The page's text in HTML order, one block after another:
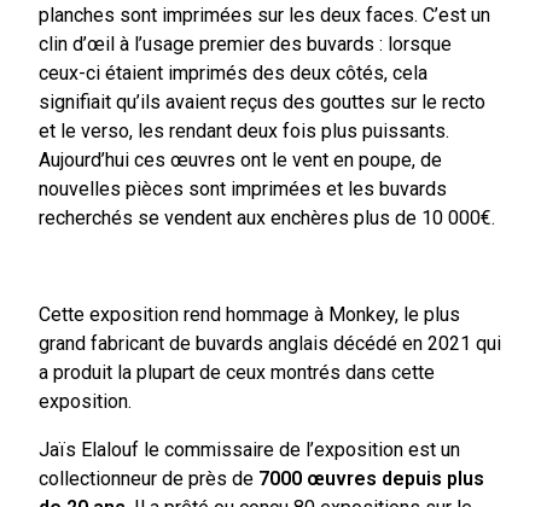
planches sont imprimées sur les deux faces. C’est un
clin d’œil à l’usage premier des buvards : lorsque
ceux-ci étaient imprimés des deux côtés, cela
signifiait qu’ils avaient reçus des gouttes sur le recto
et le verso, les rendant deux fois plus puissants.
Aujourd’hui ces œuvres ont le vent en poupe, de
nouvelles pièces sont imprimées et les buvards
recherchés se vendent aux enchères plus de 10 000€.
Cette exposition rend hommage à Monkey, le plus
grand fabricant de buvards anglais décédé en 2021 qui
a produit la plupart de ceux montrés dans cette
exposition.
Jaïs Elalouf le commissaire de l’exposition est un
collectionneur de près de 7000 œuvres depuis plus